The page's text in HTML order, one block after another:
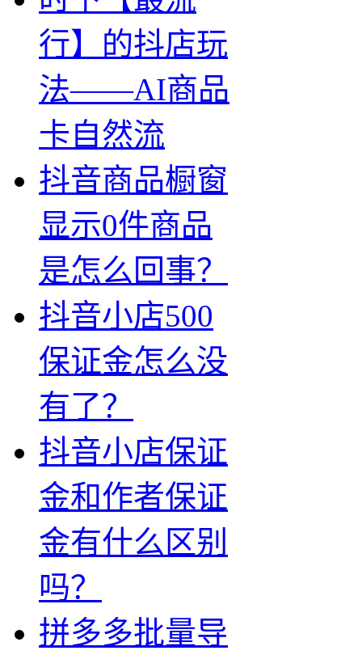
行】的抖店玩
法——AI商品
卡自然流
抖音商品橱窗
显示0件商品
是怎么回事？
抖音小店500
保证金怎么没
有了？
抖音小店保证
金和作者保证
金有什么区别
吗？
拼多多批量导